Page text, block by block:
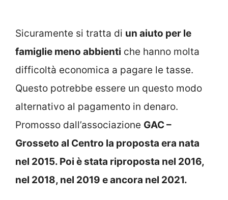
Sicuramente si tratta di un aiuto per le
famiglie meno abbienti che hanno molta
difficoltà economica a pagare le tasse.
Questo potrebbe essere un questo modo
alternativo al pagamento in denaro.
Promosso dall’associazione GAC –
Grosseto al Centro la proposta era nata
nel 2015. Poi è stata riproposta nel 2016,
nel 2018, nel 2019 e ancora nel 2021.